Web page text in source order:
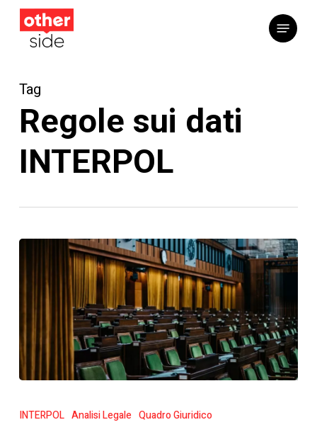
contenuto
Menu
Tag
Regole sui dati
INTERPOL
le
INTERPOL Analisi Legale Quadro Giuridico